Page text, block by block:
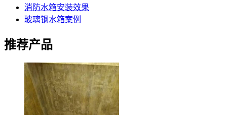
消防水箱安装效果
玻璃钢水箱案例
推荐产品